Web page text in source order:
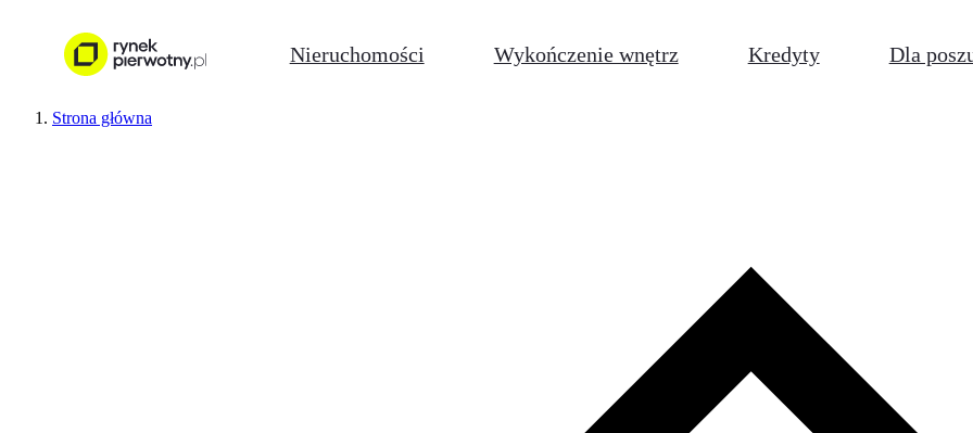
Nieruchomości Wykończenie wnętrz Kredyty Dla
Strona główna